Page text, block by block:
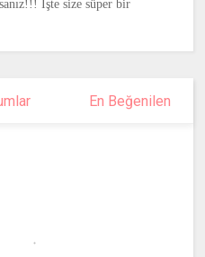
İşte size süper bir
En Beğenilen